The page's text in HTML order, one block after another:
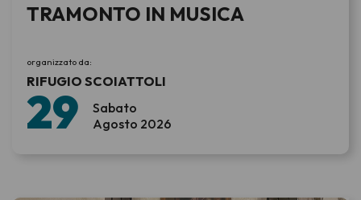
Sabato
29 Agosto 2026
TRAMONTO IN MUSICA
organizzato da:
RIFUGIO SCOIATTOLI